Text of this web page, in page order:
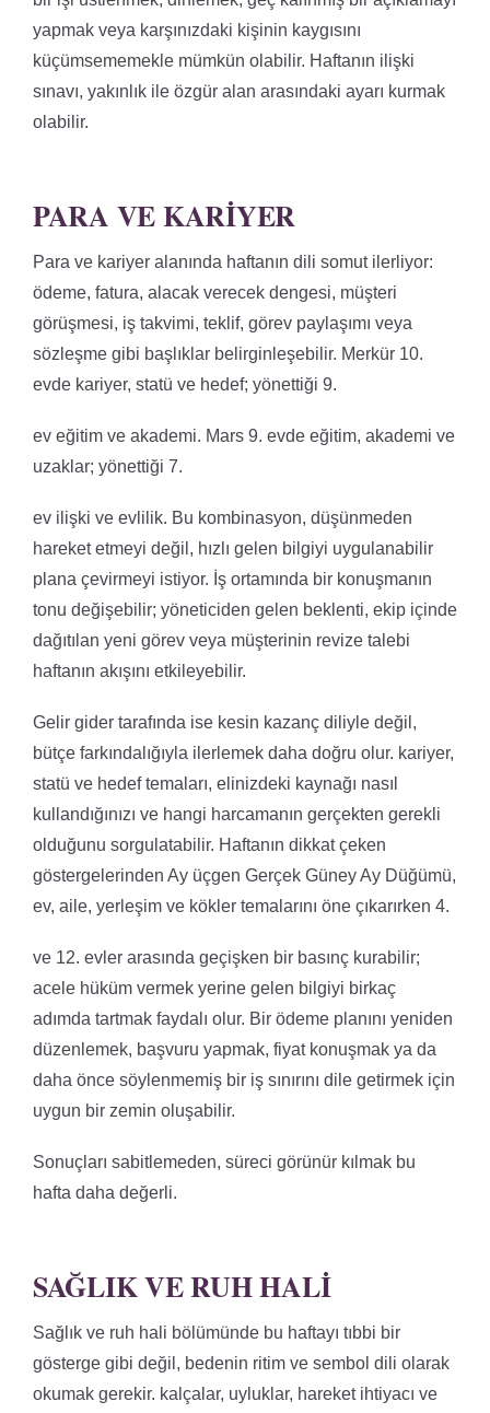
yapmak veya karşınızdaki kişinin kaygısını
küçümsememekle mümkün olabilir. Haftanın ilişki
sınavı, yakınlık ile özgür alan arasındaki ayarı kurmak
olabilir.
PARA VE KARIYER
Para ve kariyer alanında haftanın dili somut ilerliyor:
ödeme, fatura, alacak verecek dengesi, müşteri
görüşmesi, iş takvimi, teklif, görev paylaşımı veya
sözleşme gibi başlıklar belirginleşebilir. Merkür 10.
evde kariyer, statü ve hedef; yönettiği 9.
ev eğitim ve akademi. Mars 9. evde eğitim, akademi ve
uzaklar; yönettiği 7.
ev ilişki ve evlilik. Bu kombinasyon, düşünmeden
hareket etmeyi değil, hızlı gelen bilgiyi uygulanabilir
plana çevirmeyi istiyor. İş ortamında bir konuşmanın
tonu değişebilir; yöneticiden gelen beklenti, ekip içinde
dağıtılan yeni görev veya müşterinin revize talebi
haftanın akışını etkileyebilir.
Gelir gider tarafında ise kesin kazanç diliyle değil,
bütçe farkındalığıyla ilerlemek daha doğru olur. kariyer,
statü ve hedef temaları, elinizdeki kaynağı nasıl
kullandığınızı ve hangi harcamanın gerçekten gerekli
olduğunu sorgulatabilir. Haftanın dikkat çeken
göstergelerinden Ay üçgen Gerçek Güney Ay Düğümü,
ev, aile, yerleşim ve kökler temalarını öne çıkarırken 4.
ve 12. evler arasında geçişken bir basınç kurabilir;
acele hüküm vermek yerine gelen bilgiyi birkaç
adımda tartmak faydalı olur. Bir ödeme planını yeniden
düzenlemek, başvuru yapmak, fiyat konuşmak ya da
daha önce söylenmemiş bir iş sınırını dile getirmek için
uygun bir zemin oluşabilir.
Sonuçları sabitlemeden, süreci görünür kılmak bu
hafta daha değerli.
SAĞLIK VE RUH HALI
Sağlık ve ruh hali bölümünde bu haftayı tıbbi bir
gösterge gibi değil, bedenin ritim ve sembol dili olarak
okumak gerekir. kalçalar, uyluklar, hareket ihtiyacı ve